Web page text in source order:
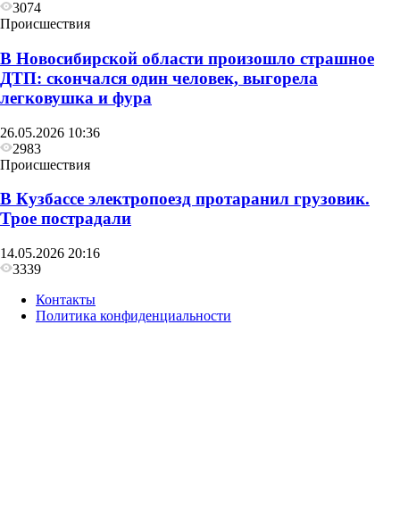
3074
Происшествия
В Новосибирской области произошло страшное
ДТП: скончался один человек, выгорела
легковушка и фура
26.05.2026 10:36
2983
Происшествия
В Кузбассе электропоезд протаранил грузовик.
Трое пострадали
14.05.2026 20:16
3339
Контакты
Политика конфиденциальности